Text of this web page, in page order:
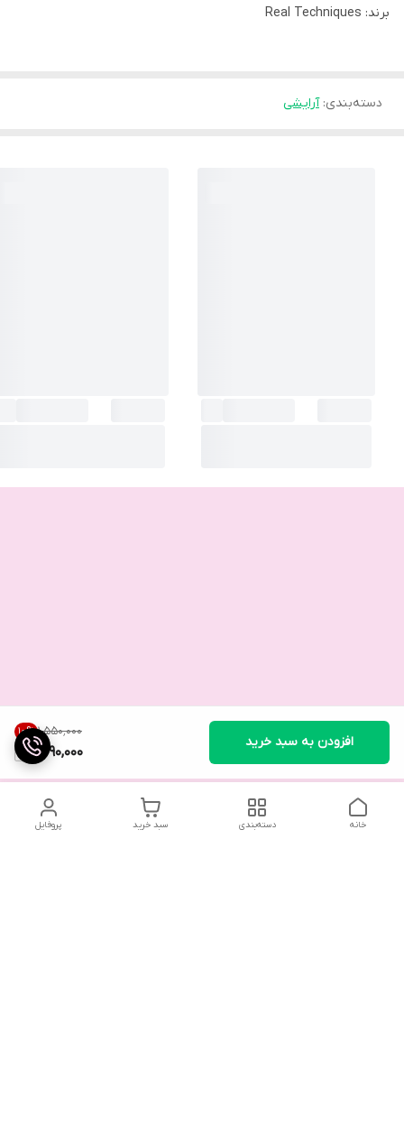
۱٬۵۵۰٬۰۰۰ 10%
1,390,000
افزودن به سبد خرید
برند: Real Techniques
دسته‌بندی:آرایشی
پروفایل سبد خرید دسته‌بندی خانه